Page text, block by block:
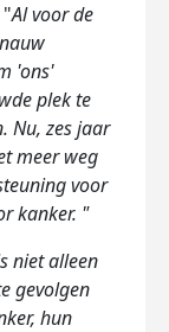
"Al voor de
'ons'
plek te
Nu, zes jaar
meer weg
voor
kanker. "
niet alleen
gevolgen
hun